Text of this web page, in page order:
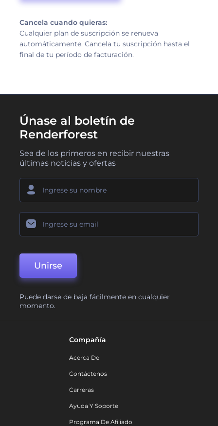
Cancela cuando quieras:
Cualquier plan de suscripción se renueva
automáticamente. Cancela tu suscripción hasta el
final de tu período de facturación.
Únase al boletín de
Renderforest
Sea de los primeros en recibir nuestras
últimas noticias y ofertas
Unirse
Puede darse de baja fácilmente en cualquier
momento.
Compañía
Acerca De
Contáctenos
Carreras
Ayuda Y Soporte
Programa De Afiliado